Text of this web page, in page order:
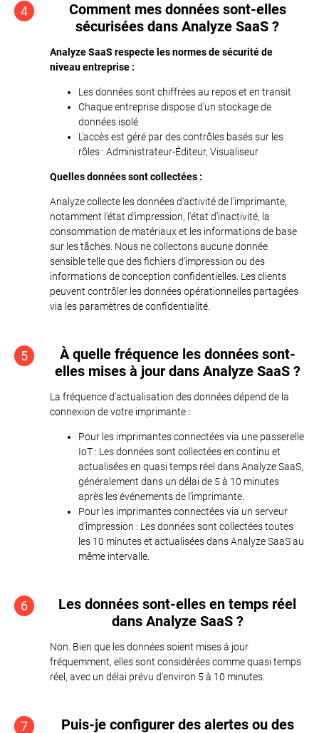
4
Comment mes données sont-elles
sécurisées dans Analyze SaaS ?
Analyze SaaS respecte les normes de sécurité de
niveau entreprise :
Les données sont chiffrées au repos et en transit
Chaque entreprise dispose d'un stockage de
données isolé
L'accès est géré par des contrôles basés sur les
rôles : Administrateur-Éditeur, Visualiseur
Quelles données sont collectées :
Analyze collecte les données d'activité de l'imprimante,
notamment l'état d'impression, l'état d'inactivité, la
consommation de matériaux et les informations de base
sur les tâches. Nous ne collectons aucune donnée
sensible telle que des fichiers d'impression ou des
informations de conception confidentielles. Les clients
peuvent contrôler les données opérationnelles partagées
via les paramètres de confidentialité.
5
À quelle fréquence les données sont-
elles mises à jour dans Analyze SaaS ?
La fréquence d'actualisation des données dépend de la
connexion de votre imprimante :
Pour les imprimantes connectées via une passerelle
IoT : Les données sont collectées en continu et
actualisées en quasi temps réel dans Analyze SaaS,
généralement dans un délai de 5 à 10 minutes
après les événements de l’imprimante.
Pour les imprimantes connectées via un serveur
d'impression : Les données sont collectées toutes
les 10 minutes et actualisées dans Analyze SaaS au
même intervalle.
6
Les données sont-elles en temps réel
dans Analyze SaaS ?
Non. Bien que les données soient mises à jour
fréquemment, elles sont considérées comme quasi temps
réel, avec un délai prévu d'environ 5 à 10 minutes.
7
Puis-je configurer des alertes ou des